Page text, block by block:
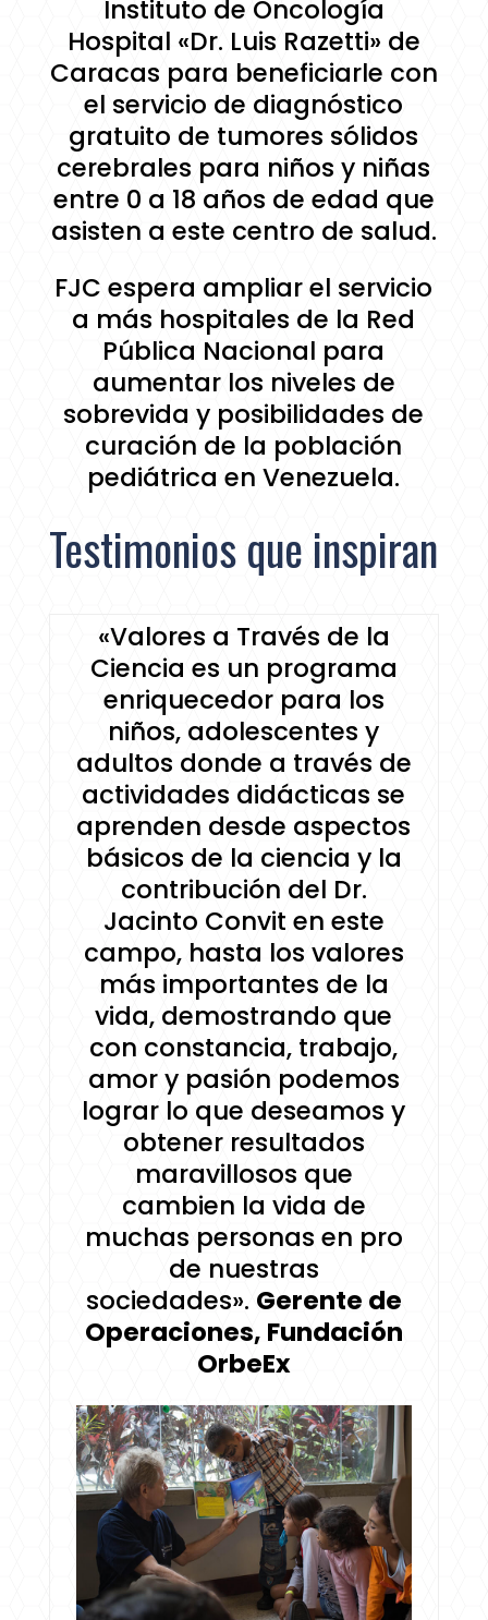
Instituto de Oncología
Hospital «Dr. Luis Razetti» de
Caracas para beneficiarle con
el servicio de diagnóstico
gratuito de tumores sólidos
cerebrales para niños y niñas
entre 0 a 18 años de edad que
asisten a este centro de salud.
FJC espera ampliar el servicio
a más hospitales de la Red
Pública Nacional para
aumentar los niveles de
sobrevida y posibilidades de
curación de la población
pediátrica en Venezuela.
Testimonios que inspiran
«Valores a Través de la
Ciencia es un programa
enriquecedor para los
niños, adolescentes y
adultos donde a través de
actividades didácticas se
aprenden desde aspectos
básicos de la ciencia y la
contribución del Dr.
Jacinto Convit en este
campo, hasta los valores
más importantes de la
vida, demostrando que
con constancia, trabajo,
amor y pasión podemos
lograr lo que deseamos y
obtener resultados
maravillosos que
cambien la vida de
muchas personas en pro
de nuestras
sociedades». Gerente de
Operaciones, Fundación
OrbeEx